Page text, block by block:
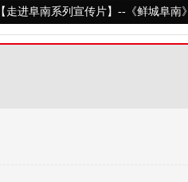
【走进阜南系列宣传片】--《鲜城阜南》